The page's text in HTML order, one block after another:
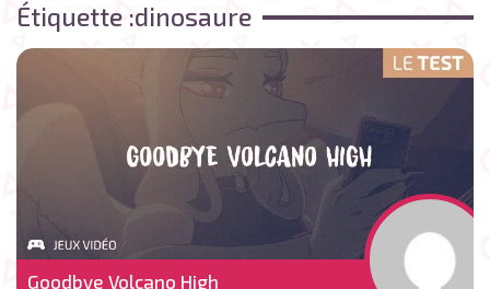
Étiquette :dinosaure
Goodbye Volcano High